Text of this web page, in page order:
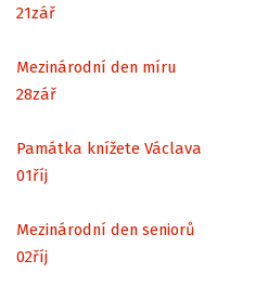
21zář
Mezinárodní den míru
28zář
Památka knížete Václava
01říj
Mezinárodní den seniorů
02říj